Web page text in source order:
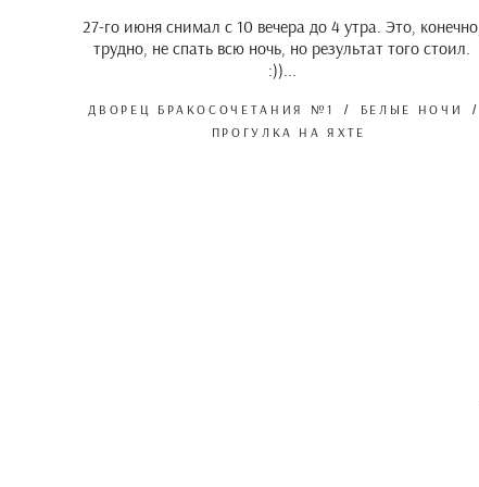
27-го июня снимал с 10 вечера до 4 утра. Это, конечно,
трудно, не спать всю ночь, но результат того стоил.
:))...
ДВОРЕЦ БРАКОСОЧЕТАНИЯ №1
БЕЛЫЕ НОЧИ
ПРОГУЛКА НА ЯХТЕ